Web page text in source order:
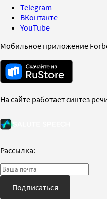
Telegram
ВКонтакте
YouTube
Мобильное приложение
На сайте работает синтез
Рассылка:
Подписаться